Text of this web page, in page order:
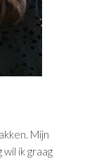
Mijn
wil ik graag